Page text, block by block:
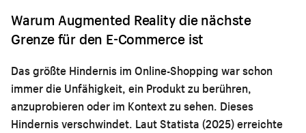
Warum Augmented Reality die nächste
Grenze für den E-Commerce ist
Das größte Hindernis im Online-Shopping war schon
immer die Unfähigkeit, ein Produkt zu berühren,
anzuprobieren oder im Kontext zu sehen. Dieses
Hindernis verschwindet. Laut Statista (2025) erreichte